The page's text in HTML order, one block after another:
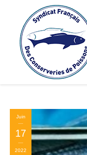
Juin
17
2022